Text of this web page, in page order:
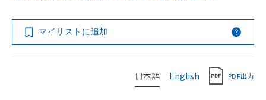
マイリストに追加
日本語 English PDF出力